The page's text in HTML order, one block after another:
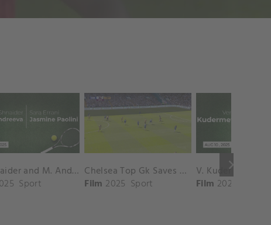
keyboard_arrow_right
D. Shnaider and M. Andreeva vs. S. Errani and J. Paolini Match Highlights - ROME_Campo Centrale ( May 16, 2025)
Sport
Chelsea Top Gk Saves vs. Crystal Palace
Film 2025 Sport Film 2025